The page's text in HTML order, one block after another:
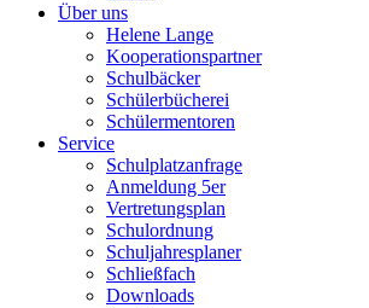
Über uns
Helene Lange
Kooperationspartner
Schulbäcker
Schülerbücherei
Schülermentoren
Service
Schulplatzanfrage
Anmeldung 5er
Vertretungsplan
Schulordnung
Schuljahresplaner
Schließfach
Downloads